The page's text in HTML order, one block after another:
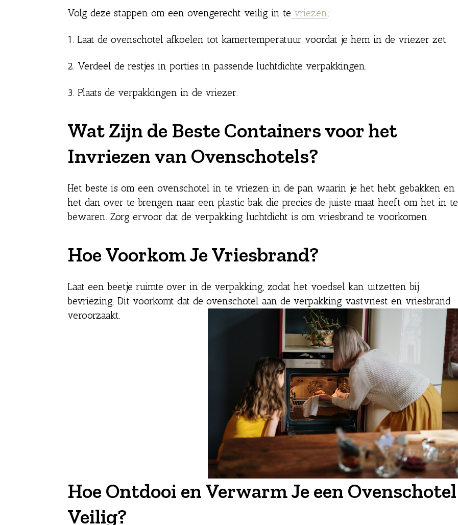
Volg deze stappen om een ovengerecht veilig in te vriezen:
1. Laat de ovenschotel afkoelen tot kamertemperatuur voordat je hem in de vriezer zet.
2. Verdeel de restjes in porties in passende luchtdichte verpakkingen.
3. Plaats de verpakkingen in de vriezer.
Wat Zijn de Beste Containers voor het
Invriezen van Ovenschotels?
Het beste is om een ovenschotel in te vriezen in de pan waarin je het hebt gebakken en
het dan over te brengen naar een plastic bak die precies de juiste maat heeft om het in te
bewaren. Zorg ervoor dat de verpakking luchtdicht is om vriesbrand te voorkomen.
Hoe Voorkom Je Vriesbrand?
Laat een beetje ruimte over in de verpakking, zodat het voedsel kan uitzetten bij
bevriezing. Dit voorkomt dat de ovenschotel aan de verpakking vastvriest en vriesbrand
veroorzaakt.
Hoe Ontdooi en Verwarm Je een Ovenschotel
Veilig?